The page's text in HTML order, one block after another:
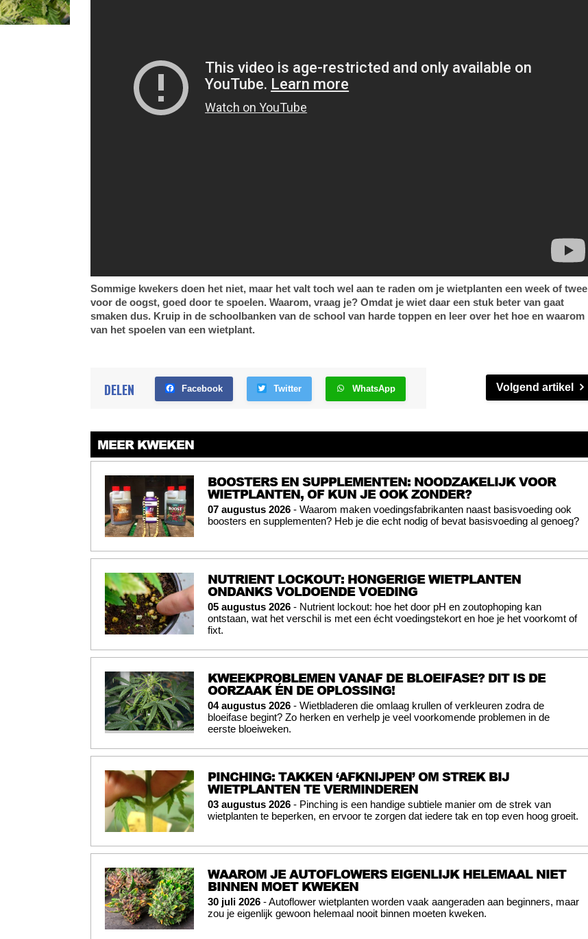
Sommige kwekers doen het niet, maar het valt toch wel aan te raden om je wietplanten een week of twee
voor de oogst, goed door te spoelen. Waarom, vraag je? Omdat je wiet daar een stuk beter van gaat
smaken dus. Kruip in de schoolbanken van de school van harde toppen en leer over het hoe en waarom
van het spoelen van een wietplant.
DELEN Facebook Twitter WhatsApp Volgend artikel
MEER KWEKEN
BOOSTERS EN SUPPLEMENTEN: NOODZAKELIJK VOOR
WIETPLANTEN, OF KUN JE OOK ZONDER?
07 augustus 2026 - Waarom maken voedingsfabrikanten naast basisvoeding ook
boosters en supplementen? Heb je die echt nodig of bevat basisvoeding al genoeg?
NUTRIENT LOCKOUT: HONGERIGE WIETPLANTEN
ONDANKS VOLDOENDE VOEDING
05 augustus 2026 - Nutrient lockout: hoe het door pH en zoutophoping kan
ontstaan, wat het verschil is met een écht voedingstekort en hoe je het voorkomt of
fixt.
KWEEKPROBLEMEN VANAF DE BLOEIFASE? DIT IS DE
OORZAAK ÉN DE OPLOSSING!
04 augustus 2026 - Wietbladeren die omlaag krullen of verkleuren zodra de
bloeifase begint? Zo herken en verhelp je veel voorkomende problemen in de
eerste bloeiweken.
PINCHING: TAKKEN ‘AFKNIJPEN’ OM STREK BIJ
WIETPLANTEN TE VERMINDEREN
03 augustus 2026 - Pinching is een handige subtiele manier om de strek van
wietplanten te beperken, en ervoor te zorgen dat iedere tak en top even hoog groeit.
WAAROM JE AUTOFLOWERS EIGENLIJK HELEMAAL NIET
BINNEN MOET KWEKEN
30 juli 2026 - Autoflower wietplanten worden vaak aangeraden aan beginners, maar
zou je eigenlijk gewoon helemaal nooit binnen moeten kweken.